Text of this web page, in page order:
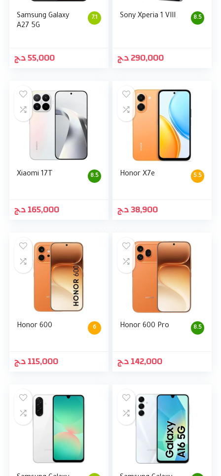
7.1
Samsung Galaxy
A27 5G
55,000د.ج
8.5
Sony Xperia 1 VIII
290,000د.ج
8.5
Xiaomi 17T
165,000د.ج
5.5
Honor X7e
38,900د.ج
6
Honor 600
115,000د.ج
8.5
Honor 600 Pro
142,000د.ج